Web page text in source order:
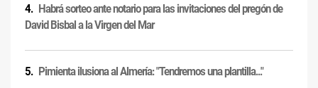
Habrá sorteo ante notario para las invitaciones del pregón de
David Bisbal a la Virgen del Mar
Pimienta ilusiona al Almería: "Tendremos una plantilla..."